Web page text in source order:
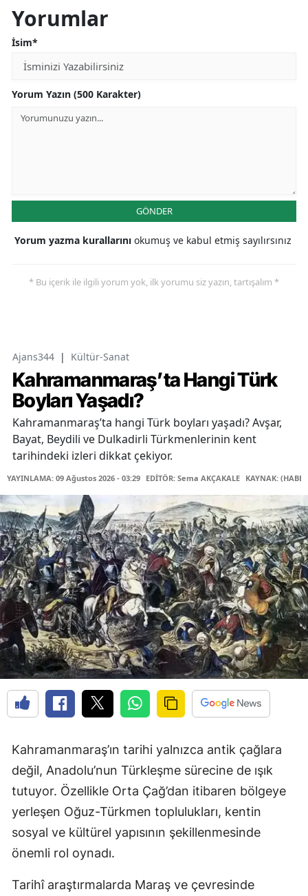
Yorumlar
İsim*
Yorum Yazın (500 Karakter)
GÖNDER
Yorum yazma kurallarını okumuş ve kabul etmiş sayılırsınız
* Bu içerik ile ilgili yorum yok, ilk yorumu siz yazın, tartışalım *
Ajans344 | Kültür-Sanat
Kahramanmaraş’ta Hangi Türk
Boyları Yaşadı?
Kahramanmaraş’ta hangi Türk boyları yaşadı? Avşar,
Bayat, Beydili ve Dulkadirli Türkmenlerinin kent
tarihindeki izleri dikkat çekiyor.
YAYINLAMA: 09 Ağustos 2026 - 03:29 EDİTÖR: Sema AKÇAKALE KAYNAK:
Kahramanmaraş’ın tarihi yalnızca antik çağlara
değil, Anadolu’nun Türkleşme sürecine de ışık
tutuyor. Özellikle Orta Çağ’dan itibaren bölgeye
yerleşen Oğuz-Türkmen toplulukları, kentin
sosyal ve kültürel yapısının şekillenmesinde
önemli rol oynadı.
Tarihî araştırmalarda Maraş ve çevresinde